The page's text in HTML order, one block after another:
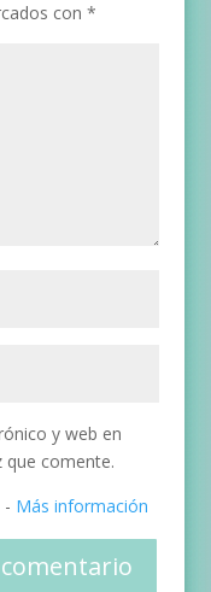
con *
y web en
que comente.
- Más información